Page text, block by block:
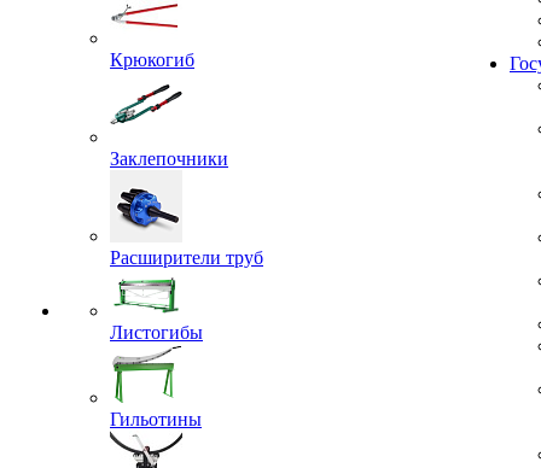
Крюкогиб
Заклепочники
Расширители труб
Листогибы
Гильотины